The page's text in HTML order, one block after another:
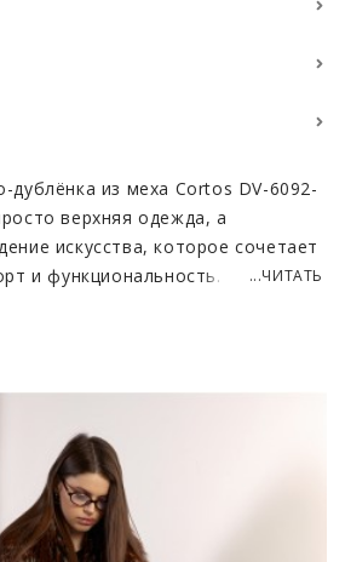
дублёнка из меха Cortos DV-6092-
верхняя одежда, а
искусства, которое сочетает
и функциональность.
мягкой и приятной на ощупь.
овчины обеспечивает не
но и долговечность. Дублёнка
от холода, благодаря чему вы
в тепле даже в самые морозные
меха лисы подчеркнёт
...ЧИТАТЬ